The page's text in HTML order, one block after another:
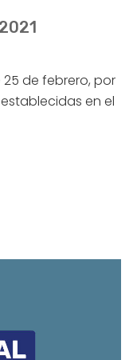
25 de febrero, por
en el